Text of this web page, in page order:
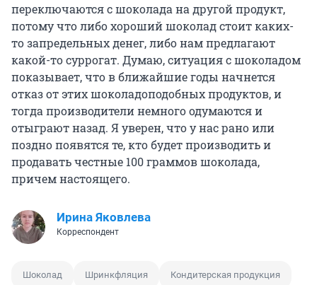
переключаются с шоколада на другой продукт,
потомучто либохороший шоколад стоит каких-
то запредельных денег, либо нам предлагают
какой-то суррогат. Думаю, ситуация с шоколадом
показывает, что в ближайшие годы начнется
отказ от этих шоколадоподобных продуктов, и
тогда производители немного одумаются и
отыграют назад. Я уверен, что у нас рано или
поздно появятся те, кто будет производить и
продавать честные 100 граммов шоколада,
причем настоящего.
Ирина Яковлева
Корреспондент
Шоколад Шринкфляция Кондитерская продукция